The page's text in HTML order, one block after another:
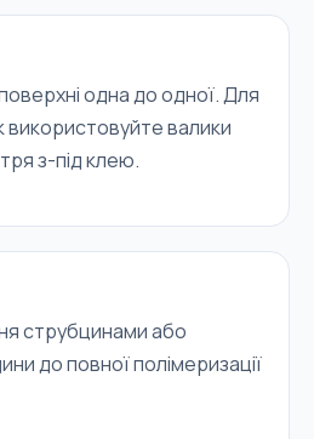
одна до одної. Для
використовуйте валики
з-під клею.
струбцинами або
до повної полімеризації